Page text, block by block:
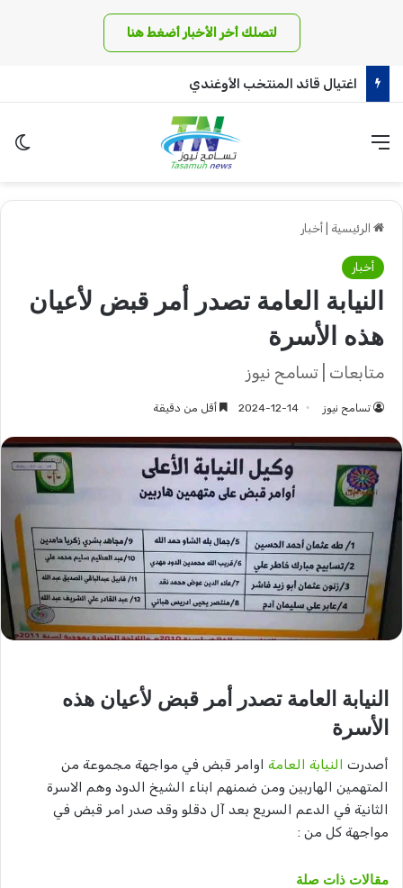
لتصلك أخر الأخبار أضغط هنا
اغتيال قائد المنتخب الأوغندي
القائمة
الرئيسية أخبار
أخبار
النيابة العامة تصدر أمر قبض لأعيان
هذه الأسرة
متابعات | تسامح نيوز
تسامح نيوز 2024-12-14 أقل من دقيقة
النيابة العامة تصدر أمر قبض لأعيان هذه
الأسرة
أصدرت النيابة العامة اوامر قبض في مواجهة مجموعة من
المتهمين الهاربين ومن ضمنهم ابناء الشيخ الدود وهم الاسرة
الثانية في الدعم السريع بعد آل دقلو وقد صدر امر قبض في
مواجهة كل من :
مقالات ذات صلة